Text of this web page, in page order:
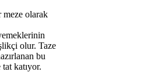
meze olarak
olur. Taze
bu
katıyor.